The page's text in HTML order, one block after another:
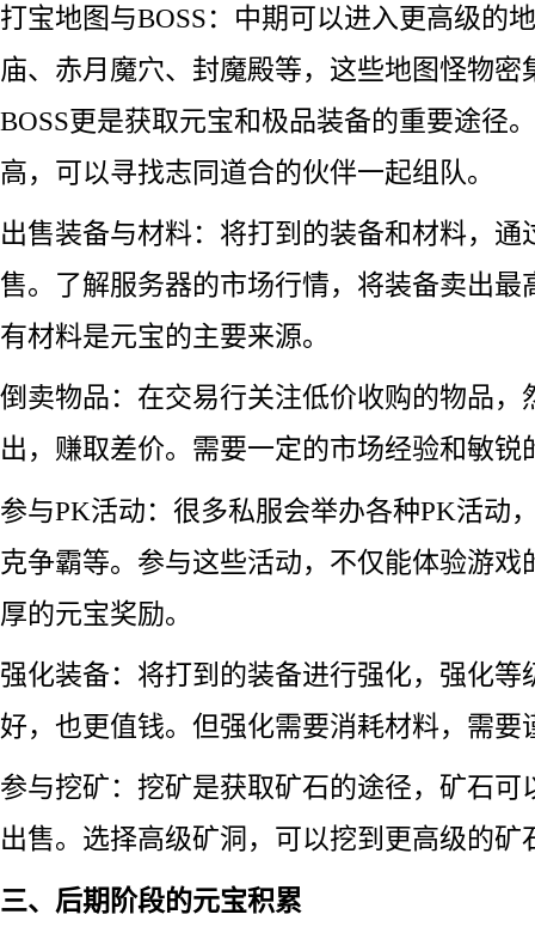
打宝地图与BOSS：中期可以进入更高级的
庙、赤月魔穴、封魔殿等，这些地图怪物密
BOSS更是获取元宝和极品装备的重要途径
高，可以寻找志同道合的伙伴一起组队。
出售装备与材料：将打到的装备和材料，通
售。了解服务器的市场行情，将装备卖出最
有材料是元宝的主要来源。
倒卖物品：在交易行关注低价收购的物品，
出，赚取差价。需要一定的市场经验和敏锐
参与PK活动：很多私服会举办各种PK活动
克争霸等。参与这些活动，不仅能体验游戏
厚的元宝奖励。
强化装备：将打到的装备进行强化，强化等
好，也更值钱。但强化需要消耗材料，需要
参与挖矿：挖矿是获取矿石的途径，矿石可
出售。选择高级矿洞，可以挖到更高级的矿
三、后期阶段的元宝积累